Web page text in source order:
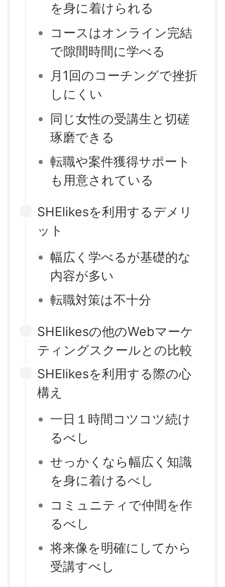
を身に着けられる
コースはオンライン完結
で隙間時間に学べる
月1回のコーチングで挫折
しにくい
同じ女性の受講生と切磋
琢磨できる
転職や案件獲得サポート
も用意されている
SHElikesを利用するデメリ
ット
幅広く学べるが基礎的な
内容が多い
転職対策は不十分
SHElikesの他のWebマーケ
ティングスクールとの比較
SHElikesを利用する際の心
構え
一日１時間コツコツ続け
るべし
せっかくなら幅広く知識
を身に着けるべし
コミュニティで仲間を作
るべし
将来像を明確にしてから
受講すべし